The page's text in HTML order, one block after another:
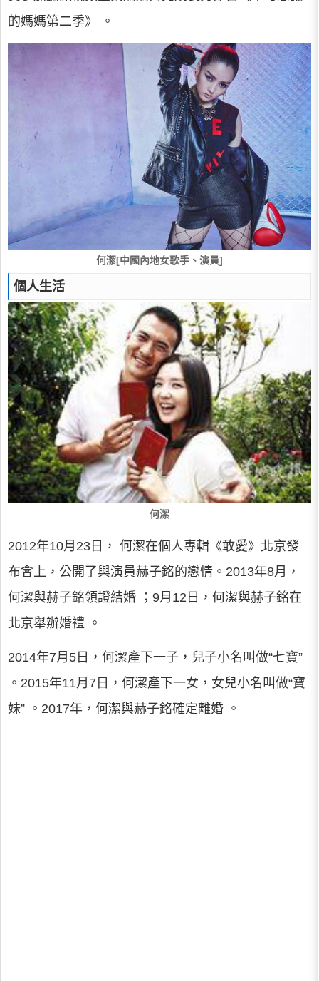
的媽媽第二季》 。
何潔[中國內地女歌手、演員]
個人生活
何潔
2012年10月23日， 何潔在個人專輯《敢愛》北京發
布會上，公開了與演員赫子銘的戀情。2013年8月，
何潔與赫子銘領證結婚 ；9月12日，何潔與赫子銘在
北京舉辦婚禮 。
2014年7月5日，何潔產下一子，兒子小名叫做“七寶”
。2015年11月7日，何潔產下一女，女兒小名叫做“寶
妹” 。2017年，何潔與赫子銘確定離婚 。